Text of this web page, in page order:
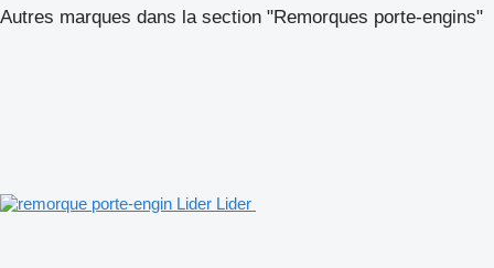
Autres marques dans la section "Remorques porte-engins"